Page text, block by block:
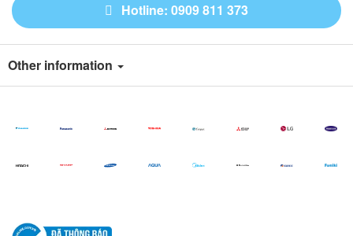
Hotline: 0909 811 373
Other information